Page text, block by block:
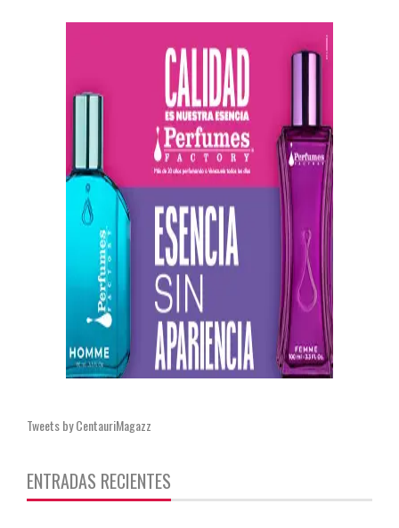
Tweets by CentauriMagazz
ENTRADAS RECIENTES